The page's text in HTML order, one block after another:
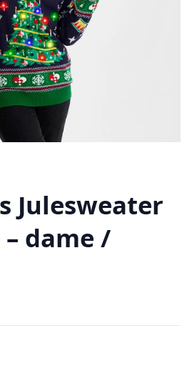
Julesweater
– dame /